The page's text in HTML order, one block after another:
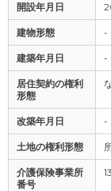
開設年月日
建物形態 -
建築年月日 -
居住契約の権利
形態
改築年月日 -
土地の権利形態
介護保険事業所
番号